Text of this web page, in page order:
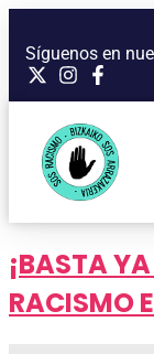
Síguenos en
¡BASTA
RACISMO